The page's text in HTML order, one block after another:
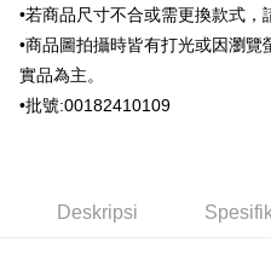
Limited
Union Bank of Taiwan
Yuanta Commercial Bank
Bank Komersial E.SUN
Rakuten Taiwan
Yuanta Commercial Bank
Bank Komersial E.SUN
Bank Antarabangsa Taishin
Syarikat Kad Kredit Rakuten
NT$120/pesanan |
NT$3,000 atau lebih
新竹物流離島宅配
LINEX 宇迅國際
•若商品尺寸不合或需更換款式，
•商品圖拍攝時皆有打光或因瀏
實品為主。
•批號:00182410109
Deskripsi